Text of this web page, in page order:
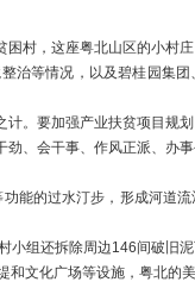
村，这座粤北山区的小村
治等情况，以及碧桂园集
。要加强产业扶贫项目规
、会干事、作风正派、办
能的过水汀步，形成河道
小组还拆除周边146间破旧
文化广场等设施，粤北的